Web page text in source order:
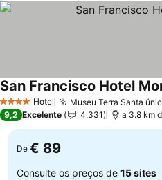
4 EstrelasHotel Museu Terra Santa
San Francisco Hotel
9,2 Excelente 4.331
De € 89
Consulte os preços de 15 sites